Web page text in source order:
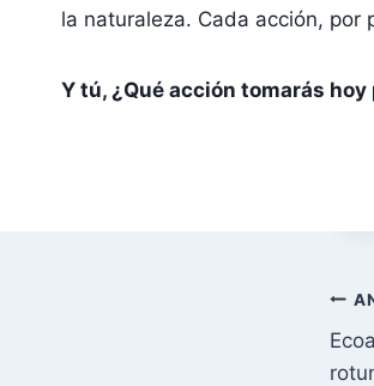
la naturaleza. Cada acción, por
Y tú, ¿Qué acción tomarás
de